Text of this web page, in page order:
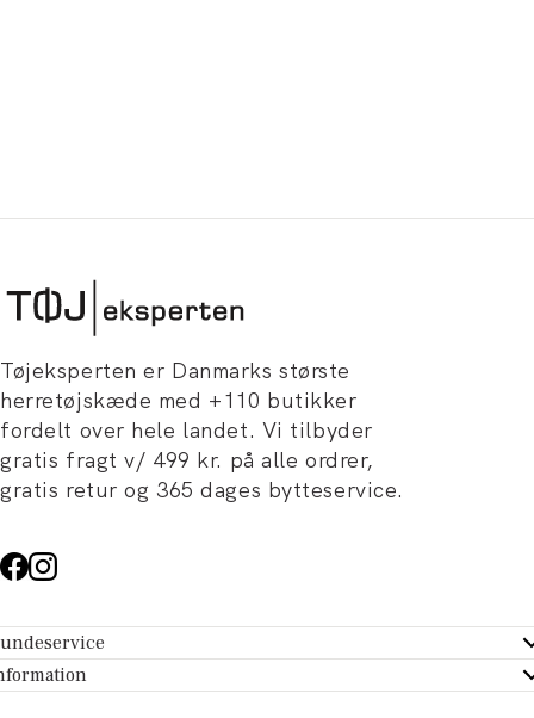
Tøjeksperten er Danmarks største
herretøjskæde med +110 butikker
fordelt over hele landet. Vi tilbyder
gratis fragt v/ 499 kr. på alle ordrer,
gratis retur og 365 dages bytteservice.
- Hjælpecenter
Tøjeksperten